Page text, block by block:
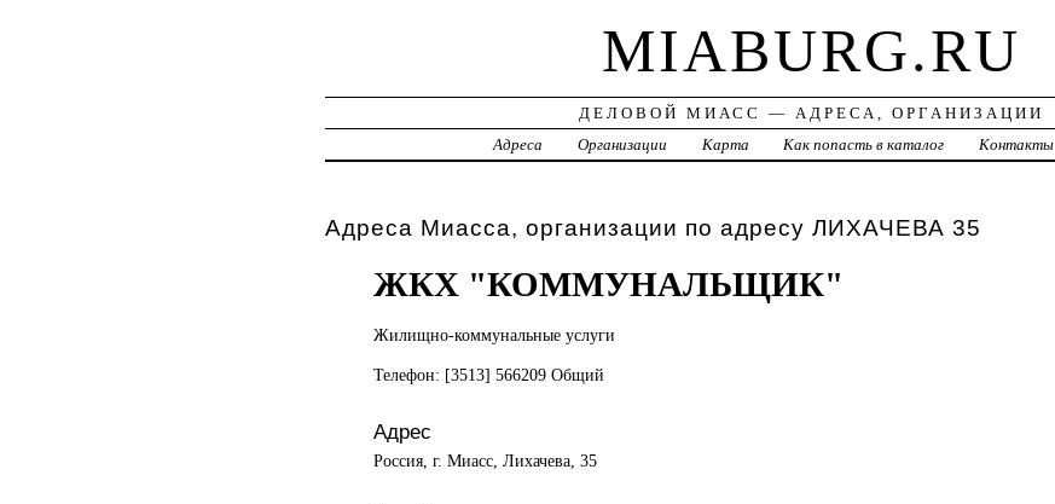
MIABURG.RU
ДЕЛОВОЙ МИАСС — АДРЕСА, ОРГАНИЗАЦИИ
Адреса
Организации Карта Как попасть в каталог Контакты
Адреса Миасса, организации по адресу ЛИХАЧЕВА 35
ЖКХ "КОММУНАЛЬЩИК"
Жилищно-коммунальные услуги
Телефон: [3513] 566209 Общий
Адрес
Россия, г. Миасс, Лихачева, 35